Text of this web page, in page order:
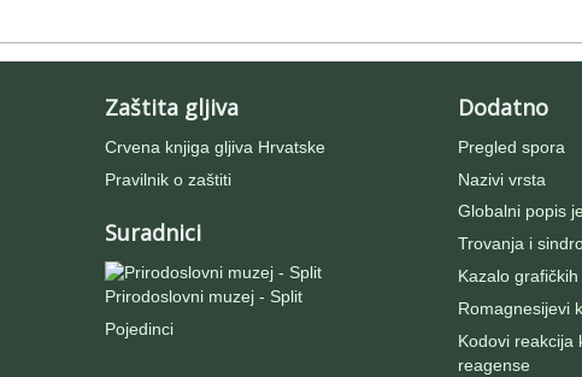
Zaštita gljiva
Crvena knjiga gljiva Hrvatske
Pravilnik o zaštiti
Suradnici
Prirodoslovni muzej - Split
Pojedinci
Dodatno
Pregled spora
Nazivi vrsta
Globalni popis
Trovanja i
Kazalo
Romagnesijevi
Kodovi reakcija
reagense